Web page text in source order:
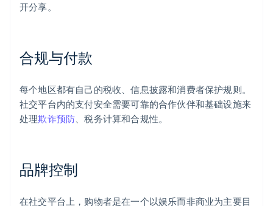
开分享。
合规与付款
每个地区都有自己的税收、信息披露和消费者保护规则。
社交平台内的支付安全需要可靠的合作伙伴和基础设施来
处理欺诈预防、税务计算和合规性。
品牌控制
在社交平台上，购物者是在一个以娱乐而非商业为主要目